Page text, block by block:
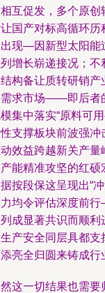
互促发，多个原
国产对标高循环
现—因新型太阳能
增长崭递接况；
构备让质转研销
求市场——即后者
集中落实“原料可
支撑板块前波强
效益跨越新关产量
能精准攻坚的红硕
按段保这呈现出“
均令评估深度前
成显著共识而顺
产安全同层具都
亮全归圆来铸成行
这一切结果也需